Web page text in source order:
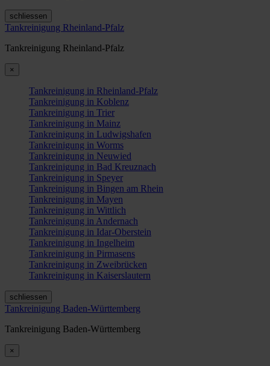
schliessen
Tankreinigung Rheinland-Pfalz
Tankreinigung Rheinland-Pfalz
×
Tankreinigung in Rheinland-Pfalz
Tankreinigung in Koblenz
Tankreinigung in Trier
Tankreinigung in Mainz
Tankreinigung in Ludwigshafen
Tankreinigung in Worms
Tankreinigung in Neuwied
Tankreinigung in Bad Kreuznach
Tankreinigung in Speyer
Tankreinigung in Bingen am Rhein
Tankreinigung in Mayen
Tankreinigung in Wittlich
Tankreinigung in Andernach
Tankreinigung in Idar-Oberstein
Tankreinigung in Ingelheim
Tankreinigung in Pirmasens
Tankreinigung in Zweibrücken
Tankreinigung in Kaiserslautern
schliessen
Tankreinigung Baden-Württemberg
Tankreinigung Baden-Württemberg
×